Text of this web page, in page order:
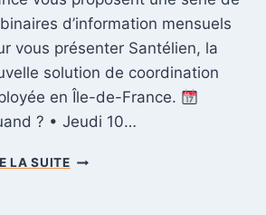
d’information mensuels
vous présenter Santélien, la
solution de coordination
en Île-de-France.
? • Jeudi 10…
LA SUITES